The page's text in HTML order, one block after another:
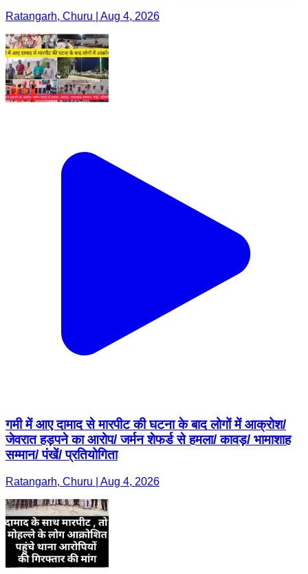
Ratangarh, Churu | Aug 4, 2026
गमी में आए दामाद से मारपीट की घटना के बाद लोगों में आक्रोश/
जेवरात हड़पने का आरोप/ जर्मन शेफर्ड से हमला/ कावड़/ भामाशाह
सम्मान/ पंखें/ प्रतियोगिता
Ratangarh, Churu | Aug 4, 2026